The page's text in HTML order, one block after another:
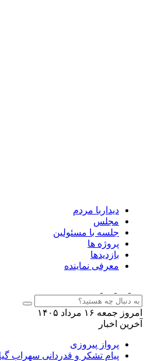
دیداربا مردم
مجلس
جلسه با مسئولین
پروژه ها
بازدیدها
معرفی نماینده
امروز جمعه ۱۶ مرداد ۱۴۰۵
آخرین اخبار
پرواز پیروزی
پیام تشکر و قدردانی سهراب